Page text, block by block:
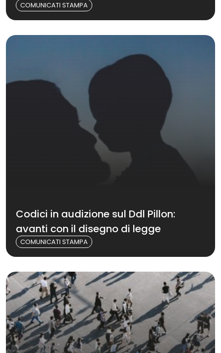
COMUNICATI STAMPA
Codici in audizione sul Ddl Pillon:
avanti con il disegno di legge
COMUNICATI STAMPA